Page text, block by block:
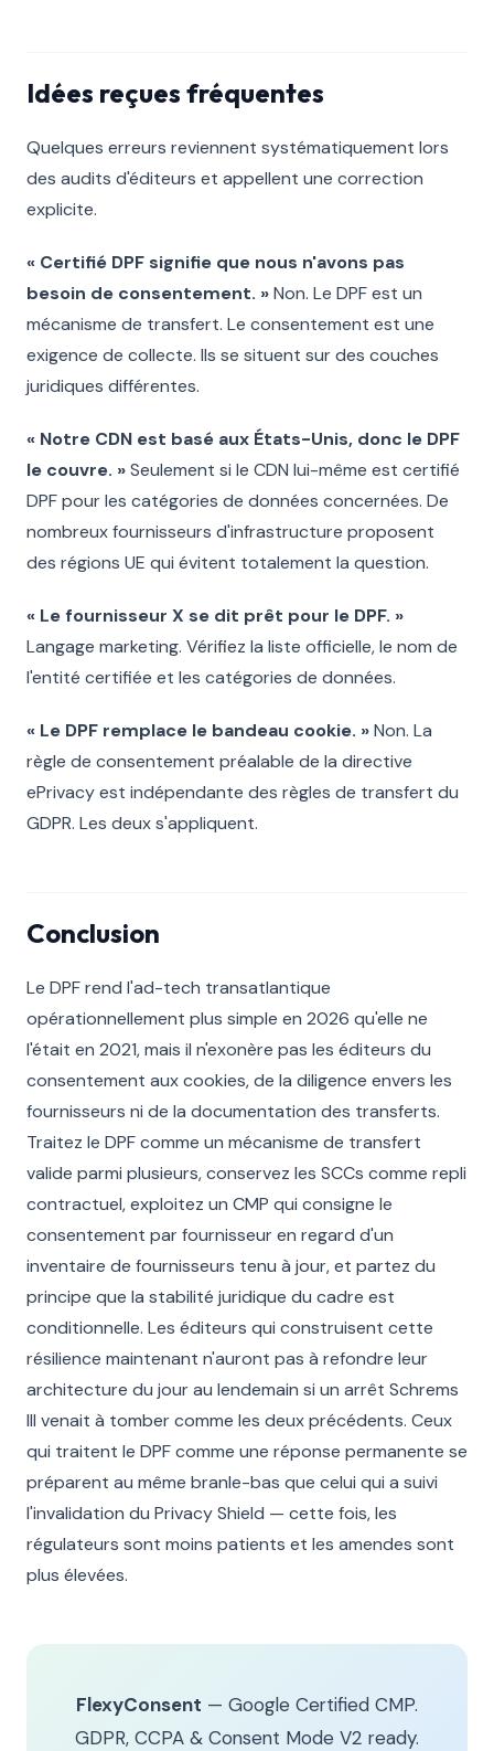
Idées reçues fréquentes
Quelques erreurs reviennent systématiquement lors
des audits d'éditeurs et appellent une correction
explicite.
« Certifié DPF signifie que nous n'avons pas
besoin de consentement. »Non. Le DPF est un
mécanisme de transfert. Le consentement est une
exigence de collecte. Ils se situent sur des couches
juridiques différentes.
« Notre CDN est basé aux États-Unis, donc le DPF
le couvre. »Seulement si le CDN lui-même est certifié
DPF pour les catégories de données concernées. De
nombreux fournisseurs d'infrastructure proposent
des régions UE qui évitent totalement la question.
« Le fournisseur X se dit prêt pour le DPF. »
Langage marketing. Vérifiez la liste officielle, le nom de
l'entité certifiée et les catégories de données.
« Le DPF remplace le bandeau cookie. »Non. La
règle de consentement préalable de la directive
ePrivacy est indépendante des règles de transfert du
GDPR. Les deux s'appliquent.
Conclusion
Le DPF rend l'ad-tech transatlantique
opérationnellement plus simple en 2026 qu'elle ne
l'était en 2021, mais il n'exonère pas les éditeurs du
consentement aux cookies, de la diligence envers les
fournisseurs ni de la documentation des transferts.
Traitez le DPF comme un mécanisme de transfert
valide parmi plusieurs, conservez les SCCs comme repli
contractuel, exploitez un CMP qui consigne le
consentement par fournisseur en regard d'un
inventaire de fournisseurs tenu à jour, et partez du
principe que la stabilité juridique du cadre est
conditionnelle. Les éditeurs qui construisent cette
résilience maintenant n'auront pas à refondre leur
architecture du jour au lendemain si un arrêt Schrems
III venait à tomber comme les deux précédents. Ceux
qui traitent le DPF comme une réponse permanente se
préparent au même branle-bas que celui qui a suivi
l'invalidation du Privacy Shield — cette fois, les
régulateurs sont moins patients et les amendes sont
plus élevées.
FlexyConsent — Google Certified CMP.
GDPR, CCPA & Consent Mode V2 ready.